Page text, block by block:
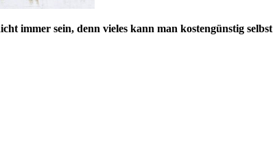
immer sein, denn vieles kann man kostengünstig